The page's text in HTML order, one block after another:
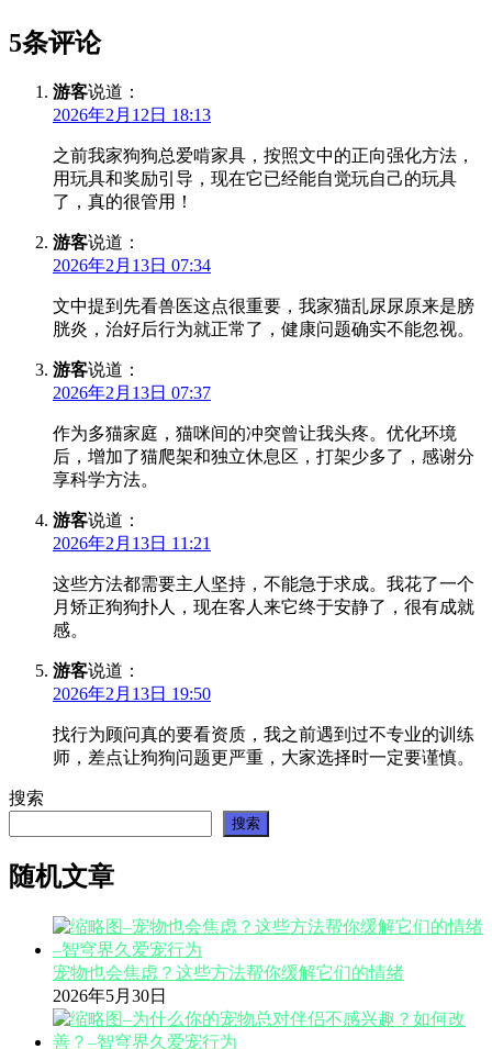
5条评论
游客说道：
2026年2月12日 18:13
之前我家狗狗总爱啃家具，按照文中的正向强化方法，
用玩具和奖励引导，现在它已经能自觉玩自己的玩具
了，真的很管用！
游客说道：
2026年2月13日 07:34
文中提到先看兽医这点很重要，我家猫乱尿尿原来是膀
胱炎，治好后行为就正常了，健康问题确实不能忽视。
游客说道：
2026年2月13日 07:37
作为多猫家庭，猫咪间的冲突曾让我头疼。优化环境
后，增加了猫爬架和独立休息区，打架少多了，感谢分
享科学方法。
游客说道：
2026年2月13日 11:21
这些方法都需要主人坚持，不能急于求成。我花了一个
月矫正狗狗扑人，现在客人来它终于安静了，很有成就
感。
游客说道：
2026年2月13日 19:50
找行为顾问真的要看资质，我之前遇到过不专业的训练
师，差点让狗狗问题更严重，大家选择时一定要谨慎。
搜索
搜索
随机文章
宠物也会焦虑？这些方法帮你缓解它们的情绪
2026年5月30日